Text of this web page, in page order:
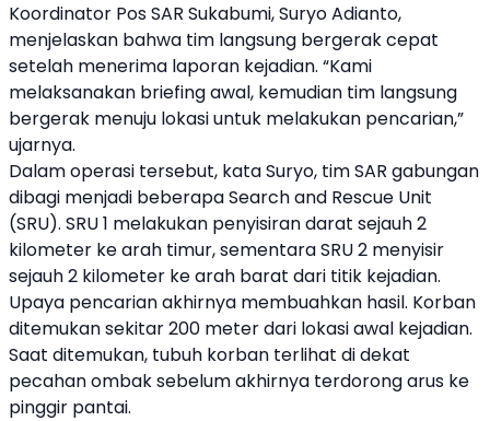
Koordinator Pos SAR Sukabumi, Suryo Adianto,
menjelaskan bahwa tim langsung bergerak cepat
setelah menerima laporan kejadian. “Kami
melaksanakan briefing awal, kemudian tim langsung
bergerak menuju lokasi untuk melakukan pencarian,”
ujarnya.
Dalam operasi tersebut, kata Suryo, tim SAR gabungan
dibagi menjadi beberapa Search and Rescue Unit
(SRU). SRU 1 melakukan penyisiran darat sejauh 2
kilometer ke arah timur, sementara SRU 2 menyisir
sejauh 2 kilometer ke arah barat dari titik kejadian.
Upaya pencarian akhirnya membuahkan hasil. Korban
ditemukan sekitar 200 meter dari lokasi awal kejadian.
Saat ditemukan, tubuh korban terlihat di dekat
pecahan ombak sebelum akhirnya terdorong arus ke
pinggir pantai.